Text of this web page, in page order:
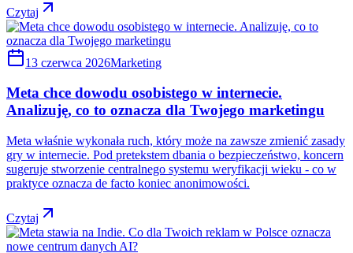
Czytaj
13 czerwca 2026Marketing
Meta chce dowodu osobistego w internecie.
Analizuję, co to oznacza dla Twojego marketingu
Meta właśnie wykonała ruch, który może na zawsze zmienić zasady
gry w internecie. Pod pretekstem dbania o bezpieczeństwo, koncern
sugeruje stworzenie centralnego systemu weryfikacji wieku - co w
praktyce oznacza de facto koniec anonimowości.
Czytaj